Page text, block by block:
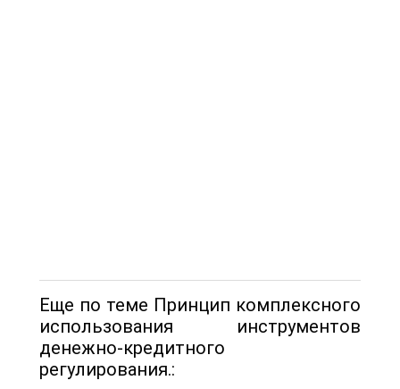
Еще по теме Принцип комплексного
использования инструментов
денежно-кредитного
регулирования.: